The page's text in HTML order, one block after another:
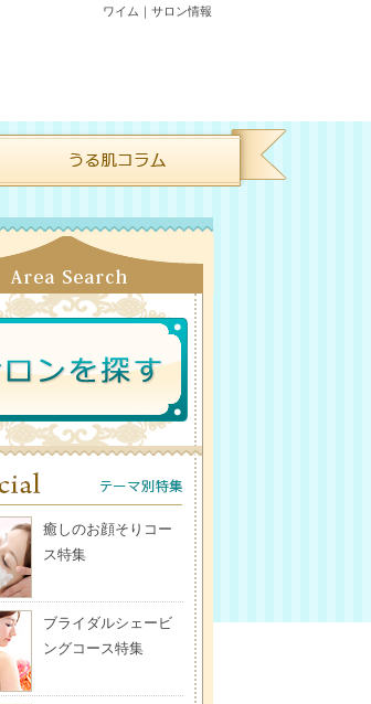
ワイム｜サロン情報
癒しのお顔そりコー
ス特集
ブライダルシェービ
ングコース特集